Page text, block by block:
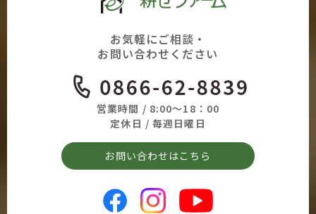
お気軽にご相談・
お問い合わせください
営業時間 / 8:00～18：00
定休日 / 毎週日曜日
お問い合わせはこちら